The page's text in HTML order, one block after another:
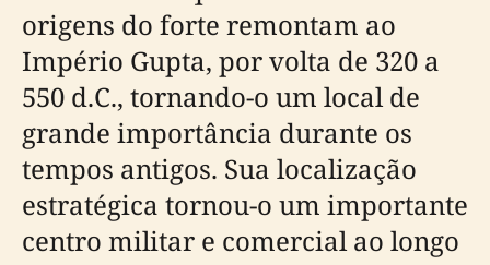
origens do forte remontam ao
Império Gupta, por volta de 320 a
550 d.C., tornando-o um local de
grande importância durante os
tempos antigos. Sua localização
estratégica tornou-o um importante
centro militar e comercial ao longo